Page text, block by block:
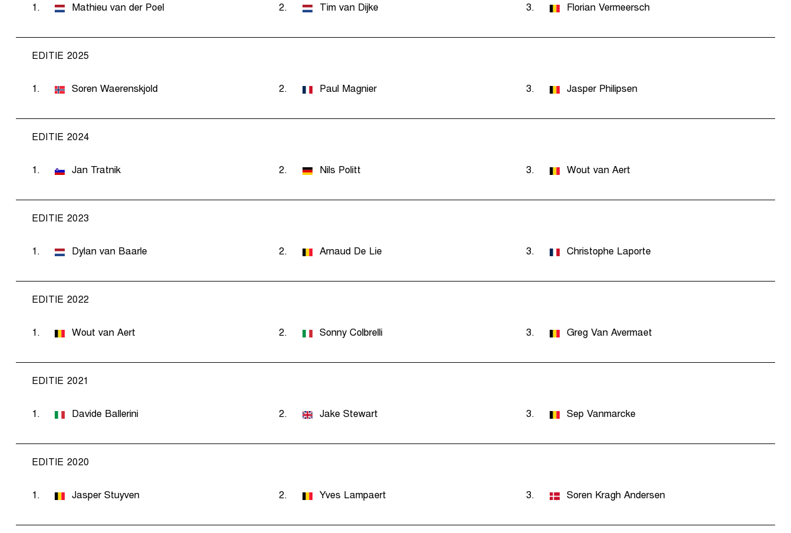
1. Mathieu van der Poel 2. Tim van Dijke 3. Florian Vermeersch
EDITIE 2025
1. Soren Waerenskjold 2. Paul Magnier 3. Jasper Philipsen
EDITIE 2024
1. Jan Tratnik 2. Nils Politt 3. Wout van Aert
EDITIE 2023
1. Dylan van Baarle 2. Arnaud De Lie 3. Christophe Laporte
EDITIE 2022
1. Wout van Aert 2. Sonny Colbrelli 3. Greg Van Avermaet
EDITIE 2021
1. Davide Ballerini 2. Jake Stewart 3. Sep Vanmarcke
EDITIE 2020
1. Jasper Stuyven 2. Yves Lampaert 3. Soren Kragh Andersen